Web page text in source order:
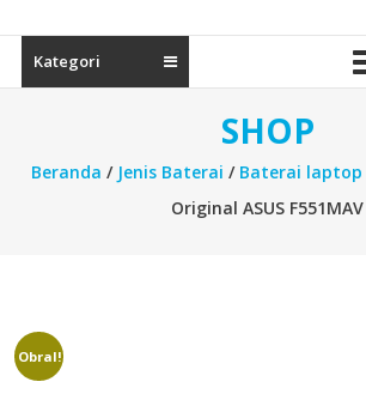
id.com
Kategori
SHOP
Beranda / Jenis Baterai / Baterai laptop
Original ASUS F551MAV
Obral!